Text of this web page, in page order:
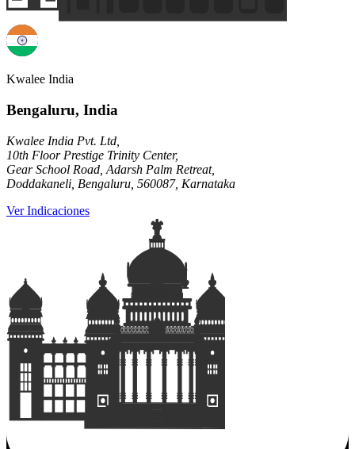
Kwalee India
Bengaluru, India
Kwalee India Pvt. Ltd,
10th Floor Prestige Trinity Center,
Gear School Road, Adarsh Palm Retreat,
Doddakaneli, Bengaluru, 560087, Karnataka
Ver Indicaciones